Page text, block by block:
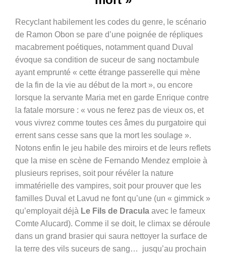
Recyclant habilement les codes du genre, le scénario
de Ramon Obon se pare d’une poignée de répliques
macabrement poétiques, notamment quand Duval
évoque sa condition de suceur de sang noctambule
ayant emprunté « cette étrange passerelle qui mène
de la fin de la vie au début de la mort », ou encore
lorsque la servante Maria met en garde Enrique contre
la fatale morsure : « vous ne ferez pas de vieux os, et
vous vivrez comme toutes ces âmes du purgatoire qui
errent sans cesse sans que la mort les soulage ».
Notons enfin le jeu habile des miroirs et de leurs reflets
que la mise en scène de Fernando Mendez emploie à
plusieurs reprises, soit pour révéler la nature
immatérielle des vampires, soit pour prouver que les
familles Duval et Lavud ne font qu’une (un « gimmick »
qu’employait déjà Le Fils de Dracula avec le fameux
Comte Alucard). Comme il se doit, le climax se déroule
dans un grand brasier qui saura nettoyer la surface de
la terre des vils suceurs de sang… jusqu’au prochain